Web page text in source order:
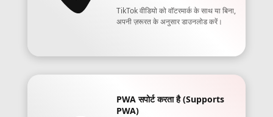
TikTok वीडियो को वॉटरमार्क के साथ या बिना,
अपनी ज़रूरत के अनुसार डाउनलोड करें।
PWA सपोर्ट करता है (Supports
PWA)